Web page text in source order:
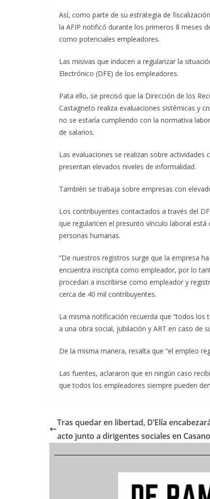
Así, como parte de su estrategia de
la AFIP notificó durante los primeros 8 meses
como potenciales empleadores.
Las misivas que inducen a regularizar la
Electrónico (DFE) de los empleadores.
Pata ello, se precisó que la Dirección de los
Castagneto realiza evaluaciones sistémicas y
no se estaría cumpliendo con la normativa
de salarios.
Las evaluaciones se realizan sobre
presentan elevados niveles de informalidad.
También se trabaja sobre empresas con
Los contribuyentes contactados a través del
que regularicen el presunto vínculo laboral
personas humanas.
“De nuestros registros surge que la empresa
encuentra inscripta como empleador, por lo
procedan a inscribirse como empleador y
cerca de 40 mil contribuyentes.
La misma notificación recuerda que “todos los
a una obra social, jubilación y ART en caso de
De la misma manera, resalta que “el empleo
Las fuentes, aclararon que en ningún caso
que todos los empleadores siempre pueden
Tras quedar en libertad, D’Elía
acto junto a dirigentes sociales en